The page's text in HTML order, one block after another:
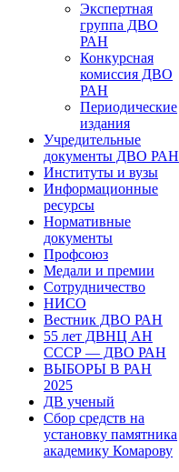
Экспертная
группа ДВО
РАН
Конкурсная
комиссия ДВО
РАН
Периодические
издания
Учредительные
документы ДВО РАН
Институты и вузы
Информационные
ресурсы
Нормативные
документы
Профсоюз
Медали и премии
Сотрудничество
НИСО
Вестник ДВО РАН
55 лет ДВНЦ АН
СССР — ДВО РАН
ВЫБОРЫ В РАН
2025
ДВ ученый
Сбор средств на
установку памятника
академику Комарову